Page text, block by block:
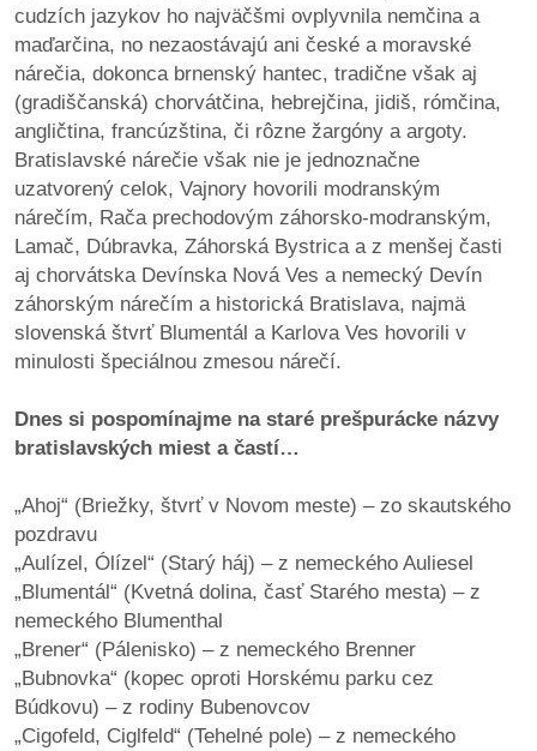
stavebné
konania
pripomienkové
konania
práca
vychádzky
knihy
/
cudzích jazykov ho najväčšmi ovplyvnila nemčina a
maďarčina, no nezaostávajú ani české a moravské
nárečia, dokonca brnenský hantec, tradične však aj
(gradiščanská) chorvátčina, hebrejčina, jidiš, rómčina,
angličtina, francúzština, či rôzne žargóny a argoty.
Bratislavské nárečie však nie je jednoznačne
uzatvorený celok, Vajnory hovorili modranským
nárečím, Rača prechodovým záhorsko-modranským,
Lamač, Dúbravka, Záhorská Bystrica a z menšej časti
aj chorvátska Devínska Nová Ves a nemecký Devín
záhorským nárečím a historická Bratislava, najmä
slovenská štvrť Blumentál a Karlova Ves hovorili v
minulosti špeciálnou zmesou nárečí.
Dnes si pospomínajme na staré prešpurácke názvy
bratislavských miest a častí…
„Ahoj“ (Briežky, štvrť v Novom meste) – zo skautského
pozdravu
„Aulízel, Ólízel“ (Starý háj) – z nemeckého Auliesel
„Blumentál“ (Kvetná dolina, časť Starého mesta) – z
nemeckého Blumenthal
„Brener“ (Pálenisko) – z nemeckého Brenner
„Bubnovka“ (kopec oproti Horskému parku cez
Búdkovu) – z rodiny Bubenovcov
„Cigofeld, Ciglfeld“ (Tehelné pole) – z nemeckého